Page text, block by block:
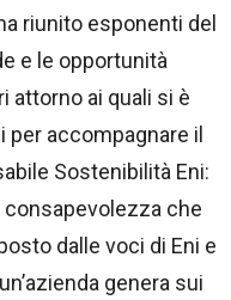
riunito esponenti del
e le opportunità
attorno ai quali si è
per accompagnare il
Sostenibilità Eni:
consapevolezza che
dalle voci di Eni e
genera sui